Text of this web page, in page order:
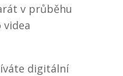
v průběhu
videa
digitální